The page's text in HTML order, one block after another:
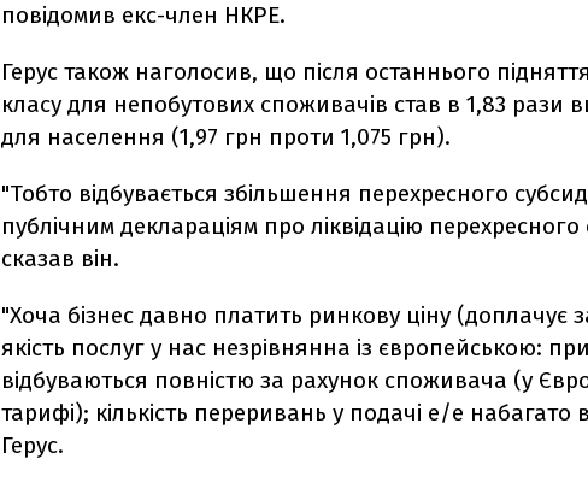
повідомив екс-член НКРЕ.
Герус також наголосив, що після останнього
класу для непобутових споживачів став в 1,83 рази
для населення (1,97 грн проти 1,075 грн).
"Тобто відбувається збільшення перехресного
публічним деклараціям про ліквідацію
сказав він.
"Хоча бізнес давно платить ринкову ціну (доплачує
якість послуг у нас незрівнянна із європейською:
відбуваються повністю за рахунок споживача (у
тарифі); кількість переривань у подачі е/е набагато
Герус.